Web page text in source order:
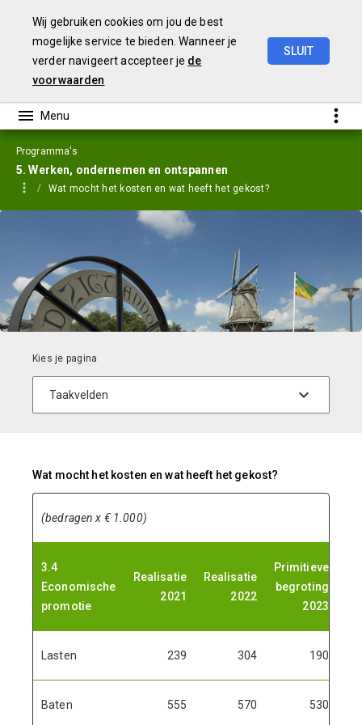
Wij gebruiken cookies om jou de best
mogelijke service te bieden. Wanneer je
verder navigeert accepteer je de
voorwaarden
SLUIT
Programma's
5. Werken, ondernemen en ontspannen
Wat mocht het kosten en wat heeft het gekost?
Wat mocht het kosten en wat heeft het gekost?
(bedragen x € 1.000)
3.4
Economische
promotie
Realisatie
2021
Realisatie
2022
Primitieve
begroting
2023
Lasten 239 304 190
Baten 555 570 530